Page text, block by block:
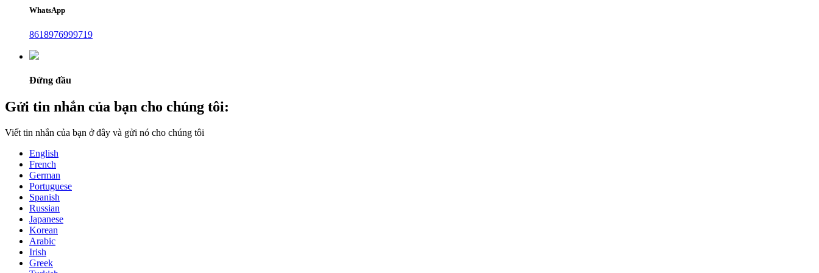
WhatsApp
8618976999719
Đứng đầu
Gửi tin nhắn của bạn cho chúng tôi:
Viết tin nhắn của bạn ở đây và gửi nó cho chúng tôi
English
French
German
Portuguese
Spanish
Russian
Japanese
Korean
Arabic
Irish
Greek